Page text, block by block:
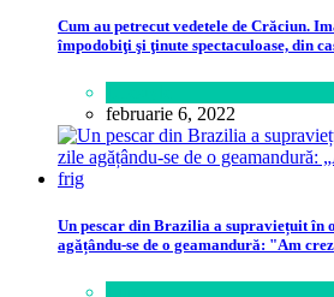
Cum au petrecut vedetele de Crăciun.
împodobiţi şi ţinute spectaculoase, din
februarie 6, 2022
Un pescar din Brazilia a supraviețuit în
agățându-se de o geamandură: "Am